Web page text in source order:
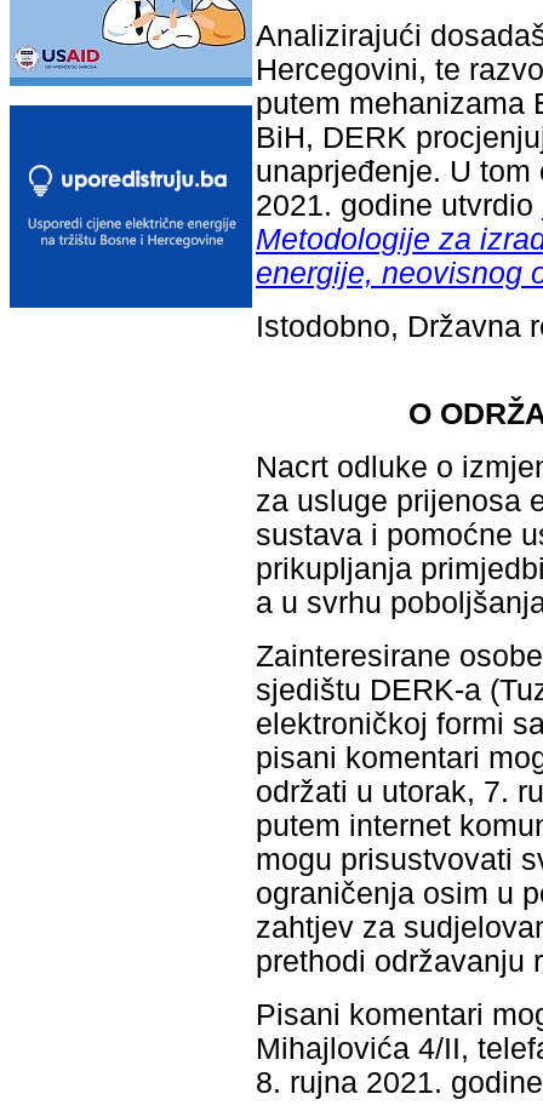
Analizirajući
Hercegovini, te
putem mehanizama
BiH, DERK
unaprjeđenje. U
2021. godine utvrdio
Metodologije za
energije, neovisnog
Istodobno, Državna
O
Nacrt odluke o
za usluge prijenosa
sustava i pomoćne
prikupljanja
a u svrhu
Zainteresirane
sjedištu DERK-a
elektroničkoj formi
pisani komentari
održati u utorak, 7.
putem internet
mogu prisustvovati
ograničenja osim u
zahtjev za
prethodi održavanju
Pisani komentari
Mihajlovića 4/II,
8. rujna 2021.